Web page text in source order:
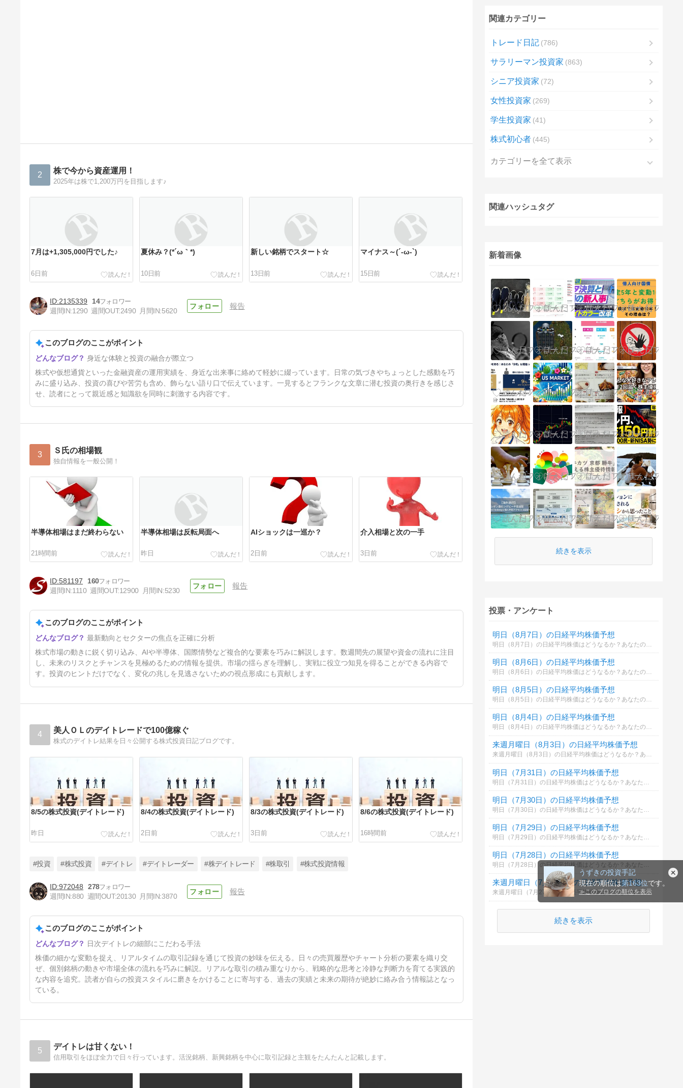
うずきの投資手記
現在の順位は第163位です。
≫このブログの順位を表示
2 株で今から資産運用！
2025年は株で1,200万円を目指します♪
7月は+1,305,000円でした♪
6日前
夏休み？(*´ω｀*)
10日前
新しい銘柄でスタート☆
13日前
マイナス～(´-ω-`)
15日前
3連休の予定
20日前
2135339
14
週間IN:1290 週間OUT:2490 月間IN:5620
報告
このブログのここがポイント
身近な体験と投資の融合が際立つ
株式や仮想通貨といった金融資産の運用実績を、身近な出来事に絡めて軽妙に綴っています。日常の気づきやちょっとした感動を巧
みに盛り込み、投資の喜びや苦労も含め、飾らない語り口で伝えています。一見するとフランクな文章に潜む投資の奥行きを感じさ
せ、読者にとって親近感と知識欲を同時に刺激する内容です。
3 Ｓ氏の相場観
独自情報を一般公開！
半導体相場はまだ終わらない
21時間前
半導体相場は反転局面へ
昨日
AIショックは一巡か？
2日前
介入相場と次の一手
3日前
キオクシア反発で流れ一変
6日前
581197
160
週間IN:1110 週間OUT:12900 月間IN:5230
報告
このブログのここがポイント
最新動向とセクターの焦点を正確に分析
株式市場の動きに鋭く切り込み、AIや半導体、国際情勢など複合的な要素を巧みに解説します。数週間先の展望や資金の流れに注目
し、未来のリスクとチャンスを見極めるための情報を提供。市場の揺らぎを理解し、実戦に役立つ知見を得ることができる内容で
す。投資のヒントだけでなく、変化の兆しを見逃さないための視点形成にも貢献します。
4 美人ＯＬのデイトレードで100億稼ぐ
株式のデイトレ結果を日々公開する株式投資日記ブログです。
8/5の株式投資(デイトレード)
昨日
8/4の株式投資(デイトレード)
2日前
8/3の株式投資(デイトレード)
3日前
8/6の株式投資(デイトレード)
16時間前
6日前
#投資 #株式投資 #デイトレ #デイトレーダー #株デイトレード #株取引 #株式投資情報
972048
278
週間IN:880 週間OUT:20130 月間IN:3870
報告
このブログのここがポイント
日次デイトレの細部にこだわる手法
株価の細かな変動を捉え、リアルタイムの取引記録を通じて投資の妙味を伝える。日々の売買履歴やチャート分析の要素を織り交
ぜ、個別銘柄の動きや市場全体の流れを巧みに解説。リアルな取引の積み重なりから、戦略的な思考と冷静な判断力を育てる実践的
な内容を追究。読者が自らの投資スタイルに磨きをかけることに寄与する、過去の実績と未来の期待が絶妙に絡み合う情報誌となっ
ている。
5 デイトレは甘くない！
信用取引をほぼ全力で日々行っています。活況銘柄、新興銘柄を中心に取引記録と主観をたんたんと記載します。
関連カテゴリー
トレード日記 786
サラリーマン投資家 863
シニア投資家 72
女性投資家 269
学生投資家 41
株式初心者 445
カテゴリーを全て表示
関連ハッシュタグ
新着画像
続きを表示
投票・アンケート
明日（8月7日）の日経平均株価予想
明日（8月6日）の日経平均株価予想
明日（8月6日）の日経平均株価はどうなるか？あなたの御意見を聞かせて下さい。勿論希望や勘でもかまいません。見るだけもＯＫ！
明日（8月5日）の日経平均株価予想
明日（8月5日）の日経平均株価はどうなるか？あなたの御意見を聞かせて下さい。勿論希望や勘でもかまいません。見るだけもＯＫ！
明日（8月4日）の日経平均株価予想
明日（8月4日）の日経平均株価はどうなるか？あなたの御意見を聞かせて下さい。勿論希望や勘でもかまいません。見るだけもＯＫ！
来週月曜日（8月3日）の日経平均株価予想
来週月曜日（8月3日）の日経平均株価はどうなるか？あなたの御意見を聞かせて下さい。勿論希望や勘でもかまいません。見るだけもＯＫ！
明日（7月31日）の日経平均株価予想
明日（7月30日）の日経平均株価予想
明日（7月29日）の日経平均株価予想
明日（7月29日）の日経平均株価はどうなるか？あなたの御意見を聞かせて下さい。勿論希望や勘でもかまいません。見るだけもＯＫ！
明日（7月28日）の日経平均株価予想
明日（7月28日）の日経平均株価はどうなるか？あなたの御意見を聞かせて下さい。勿論希望や勘でもかまいません。見るだけもＯＫ！
来週月曜日（7月27日）の日経平均株価予想
来週月曜日（7月27日）の日経平均株価はどうなるか？あなたの御意見を聞かせて下さい。勿論希望や勘でもかまいません。見るだけもＯＫ！
続きを表示